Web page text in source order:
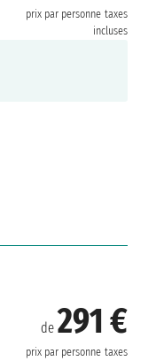
prix par personne taxes
incluses
de 291 €
prix par personne taxes